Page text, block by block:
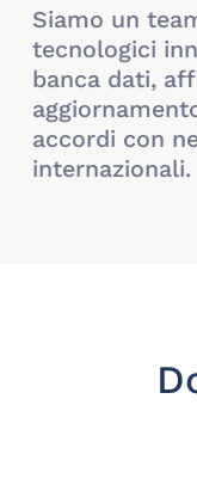
Siamo un
tecnologici
banca dati,
accordi con
internazionali.